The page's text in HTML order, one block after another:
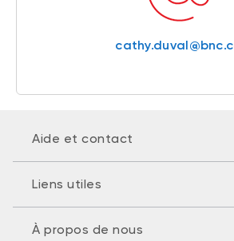
Aide et contact
Liens utiles
À propos de nous